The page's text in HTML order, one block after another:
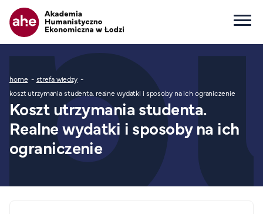
Główna nawigacja
Dla kandydata
Wszystkie kierunki
Studia I stopnia
Studia II stopnia
Studia jednolite magisterskie
Ścieżka nawigacyjna
home
strefa wiedzy
koszt utrzymania studenta. realne wydatki i sposoby na ich ograniczenie
Koszt utrzymania studenta.
Realne wydatki i sposoby na ich
ograniczenie